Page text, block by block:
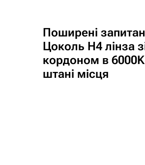
Поширені
Цоколь H4 лінза
кордоном в
штані місця